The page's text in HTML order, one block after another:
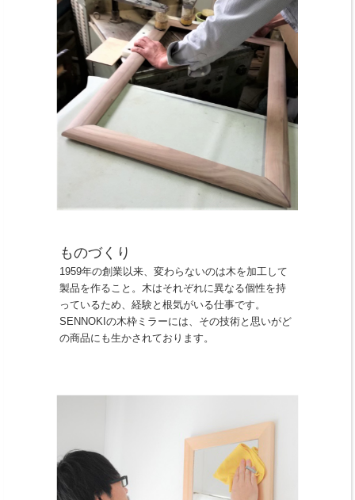
ものづくり
1959年の創業以来、変わらないのは木を加工して
製品を作ること。木はそれぞれに異なる個性を持
っているため、経験と根気がいる仕事です。
SENNOKIの木枠ミラーには、その技術と思いがど
の商品にも生かされております。